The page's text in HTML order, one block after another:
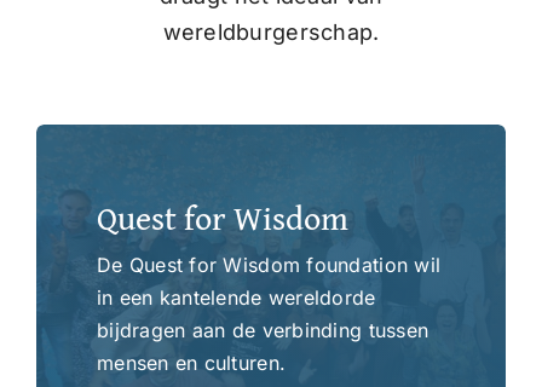
wereldburgerschap.
Quest for Wisdom
De Quest for Wisdom foundation wil
in een kantelende wereldorde
bijdragen aan de verbinding tussen
mensen en culturen.